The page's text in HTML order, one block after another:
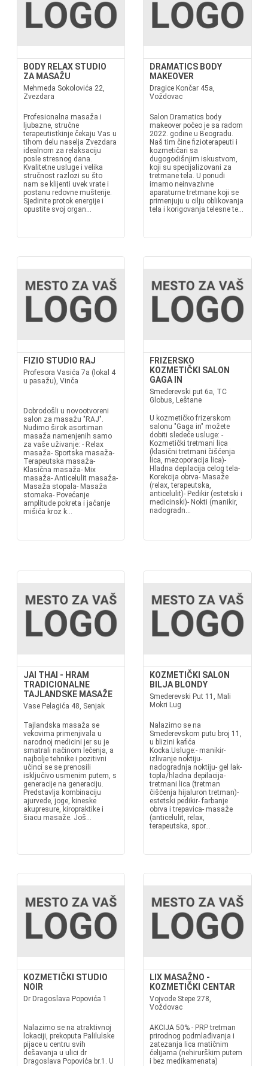
BODY RELAX STUDIO
ZA MASAŽU
Mehmeda Sokolovića 22,
Zvezdara
Profesionalna masaža i
ljubazne, stručne
terapeutistkinje čekaju Vas u
tihom delu naselja Zvezdara
idealnom za relaksaciju
posle stresnog dana.
Kvalitetne usluge i velika
stručnost razlozi su što
nam se klijenti uvek vrate i
postanu redovne mušterije.
Sjedinite protok energije i
opustite svoj organ...
DRAMATICS BODY
MAKEOVER
Dragice Končar 45a,
Voždovac
Salon Dramatics body
makeover počeo je sa radom
2022. godine u Beogradu.
Naš tim čine fizioterapeuti i
kozmetičari sa
dugogodišnjim iskustvom,
koji su specijalizovani za
tretmane tela. U ponudi
imamo neinvazivne
aparaturne tretmane koji se
primenjuju u cilju oblikovanja
tela i korigovanja telesne te...
FIZIO STUDIO RAJ
Profesora Vasića 7a (lokal 4
u pasažu), Vinča
Dobrodošli u novootvoreni
salon za masažu "RAJ".
Nudimo širok asortiman
masaža namenjenih samo
za vaše uživanje: - Relax
masaža- Sportska masaža-
Terapeutska masaža-
Klasična masaža- Mix
masaža- Anticelulit masaža-
Masaža stopala- Masaža
stomaka- Povećanje
amplitude pokreta i jačanje
mišića kroz k...
FRIZERSKO
KOZMETIČKI SALON
GAGA IN
Smederevski put 6a, TC
Globus, Leštane
U kozmetičko frizerskom
salonu "Gaga in" možete
dobiti sledeće usluge: -
Kozmetički tretmani lica
(klasični tretmani čišćenja
lica, mezoporacija lica)-
Hladna depilacija celog tela-
Korekcija obrva- Masaže
(relax, terapeutska,
anticelulit)- Pedikir (estetski i
medicinski)- Nokti (manikir,
nadogradn...
JAI THAI - HRAM
TRADICIONALNE
TAJLANDSKE MASAŽE
Vase Pelagića 48, Senjak
Tajlandska masaža se
vekovima primenjivala u
narodnoj medicini jer su je
smatrali načinom lečenja, a
najbolje tehnike i pozitivni
učinci se se prenosili
isključivo usmenim putem, s
generacije na generaciju.
Predstavlja kombinaciju
ajurvede, joge, kineske
akupresure, kiropraktike i
šiacu masaže. Još...
KOZMETIČKI SALON
BILJA BLONDY
Smederevski Put 11, Mali
Mokri Lug
Nalazimo se na
Smederevskom putu broj 11,
u blizini kafića
Kocka.Usluge:- manikir-
izlivanje noktiju-
nadogradnja noktiju- gel lak-
topla/hladna depilacija-
tretmani lica (tretman
čišćenja hijaluron tretman)-
estetski pedikir- farbanje
obrva i trepavica- masaže
(anticelulit, relax,
terapeutska, spor...
KOZMETIČKI STUDIO
NOIR
Dr Dragoslava Popovića 1
Nalazimo se na atraktivnoj
lokaciji, prekoputa Palilulske
pijace u centru svih
dešavanja u ulici dr
Dragoslava Popovića br.1. U
LIX MASAŽNO -
KOZMETIČKI CENTAR
Vojvode Stepe 278,
Voždovac
AKCIJA 50% - PRP tretman
prirodnog podmlađivanja i
zatezanja lica matičnim
ćelijama (nehirurškim putem
i bez medikamenata)